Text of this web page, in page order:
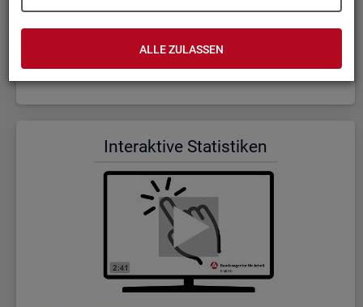
ALLE ZULASSEN
In­ter­ak­ti­ve Sta­tis­ti­ken